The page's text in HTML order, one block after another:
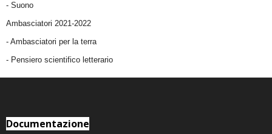
- Suono
Ambasciatori 2021-2022
- Ambasciatori per la terra
- Pensiero scientifico letterario
Documentazione